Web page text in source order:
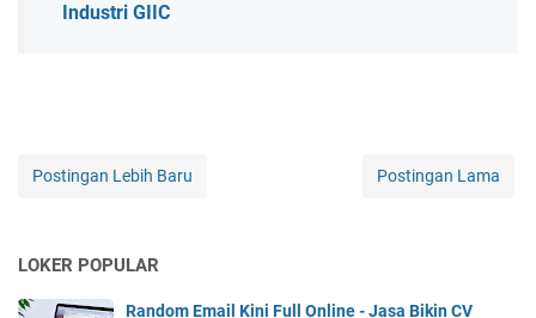
Industri GIIC
Postingan Lebih Baru Postingan Lama
LOKER POPULAR
Random Email Kini Full Online - Jasa Bikin CV